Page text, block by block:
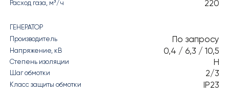
Расход газа, м³/ч 220
ГЕНЕРАТОР
Производитель
По запросу
Напряжение, кВ 0,4 / 6,3 / 10,5
Степень изоляции H
Шаг обмотки 2/3
Класс защиты обмотки IP23